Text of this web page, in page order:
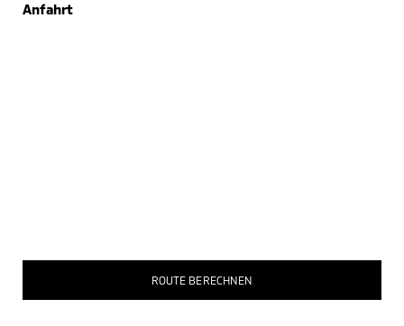
Anfahrt
ROUTE BERECHNEN